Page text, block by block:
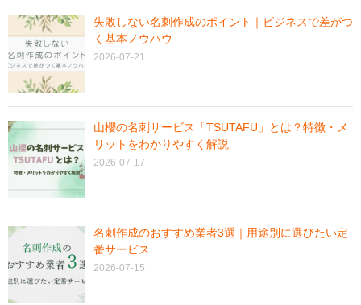
失敗しない名刺作成のポイント｜ビジネスで差がつ
く基本ノウハウ
2026-07-21
山櫻の名刺サービス「TSUTAFU」とは？特徴・メ
リットをわかりやすく解説
2026-07-17
名刺作成のおすすめ業者3選｜用途別に選びたい定
番サービス
2026-07-15